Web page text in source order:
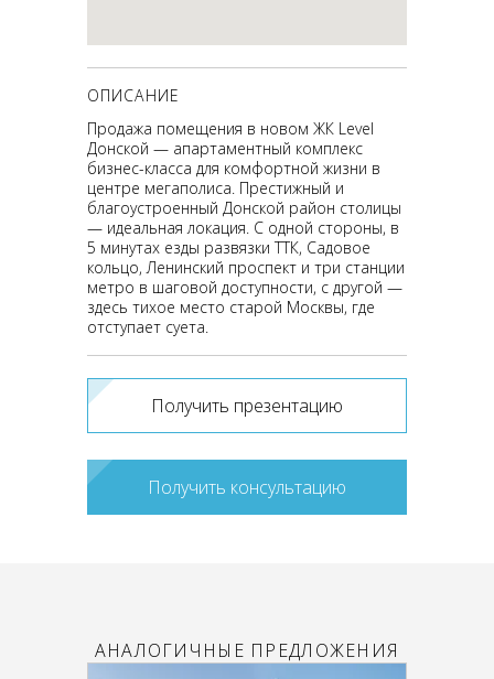
ОПИСАНИЕ
Продажа помещения в новом ЖК Level
Донской — апартаментный комплекс
бизнес-класса для комфортной жизни в
центре мегаполиса. Престижный и
благоустроенный Донской район столицы
— идеальная локация. С одной стороны, в
5 минутах езды развязки ТТК, Садовое
кольцо, Ленинский проспект и три станции
метро в шаговой доступности, с другой —
здесь тихое место старой Москвы, где
отступает суета.
Получить презентацию
Получить консультацию
АНАЛОГИЧНЫЕ ПРЕДЛОЖЕНИЯ